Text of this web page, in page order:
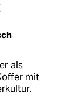
als
mit